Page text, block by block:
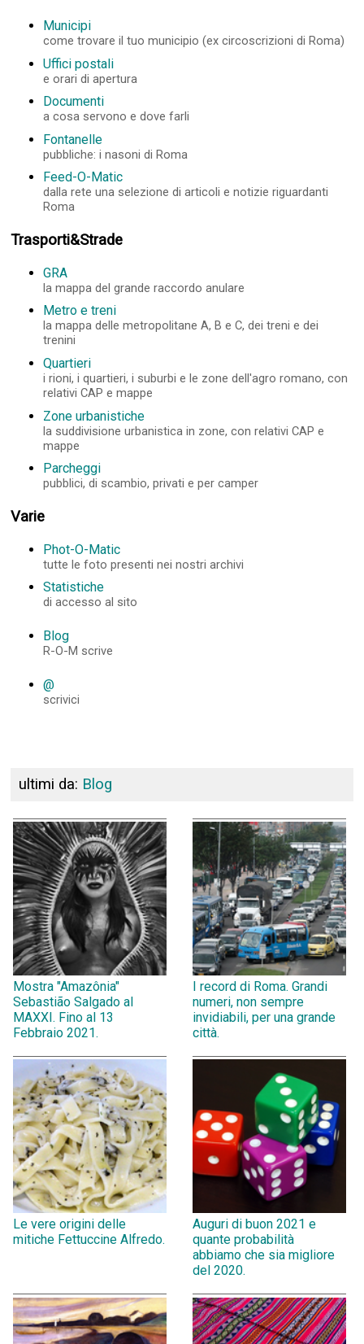
Municipi
come trovare il tuo municipio (ex circoscrizioni di Roma)
Uffici postali
e orari di apertura
Documenti
a cosa servono e dove farli
Fontanelle
pubbliche: i nasoni di Roma
Feed-O-Matic
dalla rete una selezione di articoli e notizie riguardanti
Roma
Trasporti&Strade
GRA
la mappa del grande raccordo anulare
Metro e treni
la mappa delle metropolitane A, B e C, dei treni e dei
trenini
Quartieri
i rioni, i quartieri, i suburbi e le zone dell'agro romano, con
relativi CAP e mappe
Zone urbanistiche
la suddivisione urbanistica in zone, con relativi CAP e
mappe
Parcheggi
pubblici, di scambio, privati e per camper
Varie
Phot-O-Matic
tutte le foto presenti nei nostri archivi
Statistiche
di accesso al sito
Blog
R-O-M scrive
@
scrivici
ultimi da: Blog
Mostra "Amazônia"
Sebastião Salgado al
MAXXI. Fino al 13
Febbraio 2021.
I record di Roma. Grandi
numeri, non sempre
invidiabili, per una grande
città.
Le vere origini delle
mitiche Fettuccine Alfredo.
Auguri di buon 2021 e
quante probabilità
abbiamo che sia migliore
del 2020.